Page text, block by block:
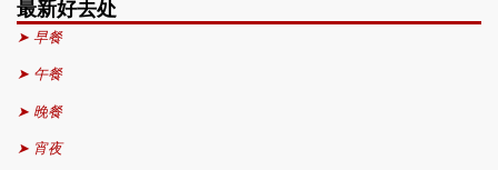
最新好去处
➤ 早餐
➤ 午餐
➤ 晚餐
➤ 宵夜